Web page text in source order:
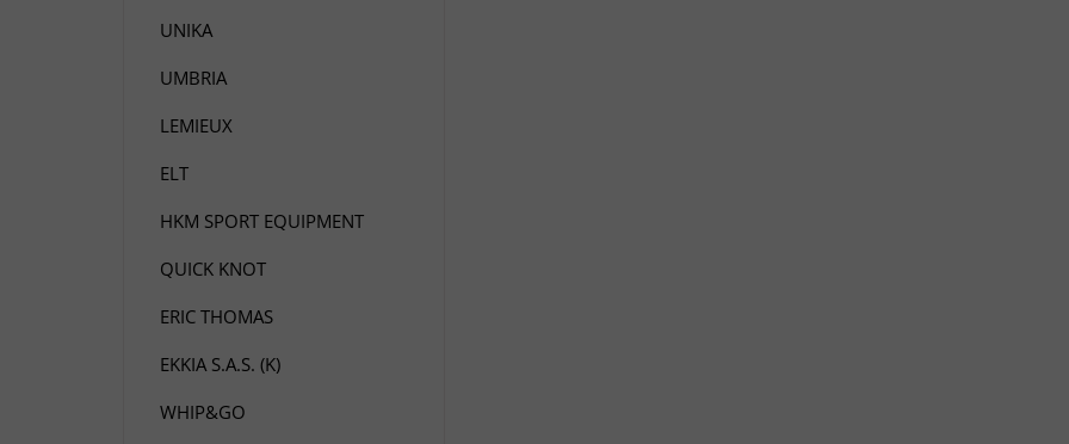
UNIKA
UMBRIA
LEMIEUX
ELT
HKM SPORT EQUIPMENT
QUICK KNOT
ERIC THOMAS
EKKIA S.A.S. (K)
WHIP&GO